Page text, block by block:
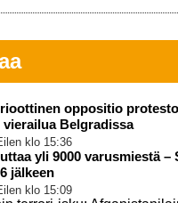
oppositio
Belgradissa
klo 15:36
yli 9000 varusmiestä –
jälkeen
klo 15:09